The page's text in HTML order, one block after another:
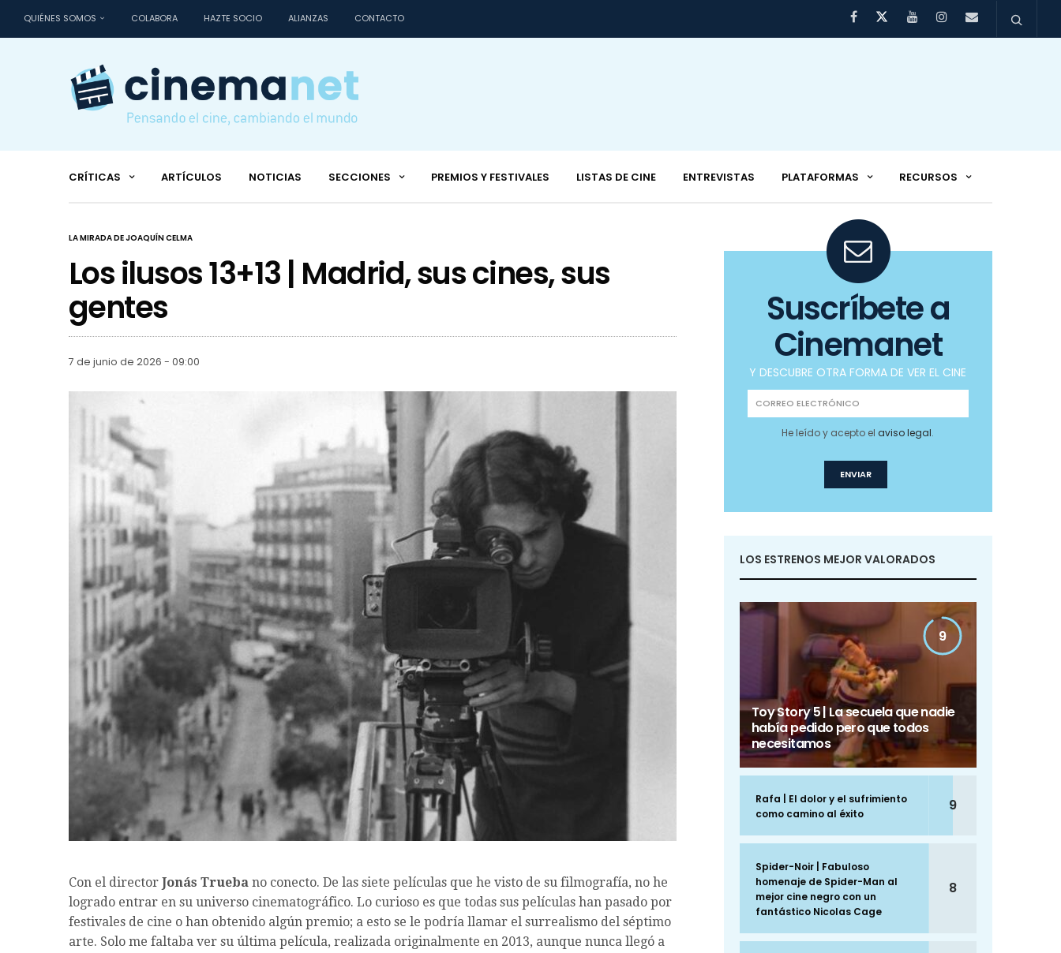
QUIÉNES SOMOS COLABORA HAZTE SOCIO ALIANZAS CONTACTO
CRÍTICAS ARTÍCULOS NOTICIAS SECCIONES PREMIOS Y FESTIVALES LISTAS DE CINE ENTREVISTAS PLATAFORMAS RECURSOS
LA MIRADA DE JOAQUÍN CELMA
Los ilusos 13+13 | Madrid, sus cines, sus
gentes
7 de junio de 2026 - 09:00
Con el director Jonás Trueba no conecto. De las siete películas que he visto de su filmografía, no he
logrado entrar en su universo cinematográfico. Lo curioso es que todas sus películas han pasado por
festivales de cine o han obtenido algún premio; a esto se le podría llamar el surrealismo del séptimo
arte. Solo me faltaba ver su última película, realizada originalmente en 2013, aunque nunca llegó a
Suscríbete a
Cinemanet
Y DESCUBRE OTRA FORMA DE VER EL CINE
He leído y acepto elaviso legal.
LOS ESTRENOS MEJOR VALORADOS
9
Toy Story 5 | La secuela que nadie
había pedido pero que todos
necesitamos
Rafa | El dolor y el sufrimiento
como camino al éxito
9
Spider-Noir | Fabuloso
homenaje de Spider-Man al
mejor cine negro con un
fantástico Nicolas Cage
8